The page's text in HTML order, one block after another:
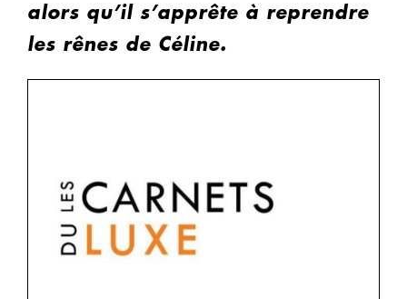
alors qu’il s’apprête à reprendre
les rênes de Céline.